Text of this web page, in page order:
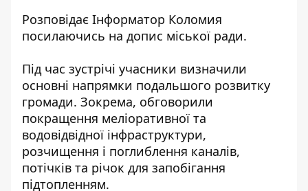
Розповідає Інформатор Коломия
посилаючись на допис міської ради.
Під час зустрічі учасники визначили
основні напрямки подальшого розвитку
громади. Зокрема, обговорили
покращення меліоративної та
водовідвідної інфраструктури,
розчищення і поглиблення каналів,
потічків та річок для запобігання
підтопленням.